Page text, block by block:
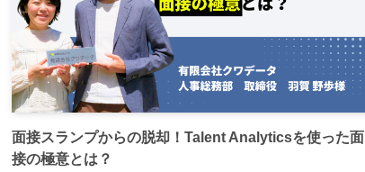
面接スランプからの脱却！Talent Analyticsを使った面
接の極意とは？